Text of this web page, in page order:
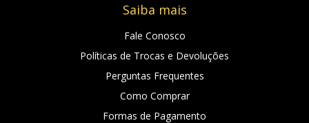
Saiba mais
Fale Conosco
Políticas de Trocas e Devoluções
Perguntas Frequentes
Como Comprar
Formas de Pagamento